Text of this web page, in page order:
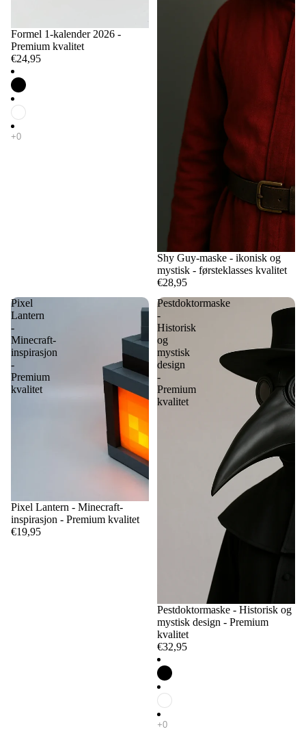
Formel 1-kalender 2026 -
Premium kvalitet
€24,95
Shy Guy-maske - ikonisk og
mystisk - førsteklasses kvalitet
€28,95
Pixel
Lantern
-
Minecraft-
inspirasjon
-
Premium
kvalitet
Pixel Lantern - Minecraft-
inspirasjon - Premium kvalitet
€19,95
Pestdoktormaske
-
Historisk
og
mystisk
design
-
Premium
kvalitet
Pestdoktormaske - Historisk og
mystisk design - Premium
kvalitet
€32,95